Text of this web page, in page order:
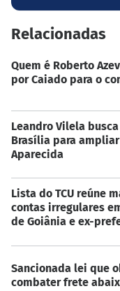
Relacionadas
Quem é Roberto
por Caiado para o
Leandro Vilela
Brasília para
Aparecida
Lista do TCU reúne
contas irregulares
de Goiânia e ex-
Sancionada lei que
combater frete